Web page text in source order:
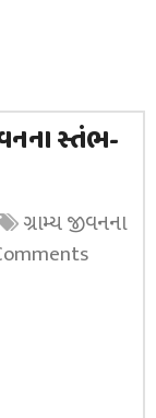
સ્તંભ-
ગ્રામ્ય જીવનના